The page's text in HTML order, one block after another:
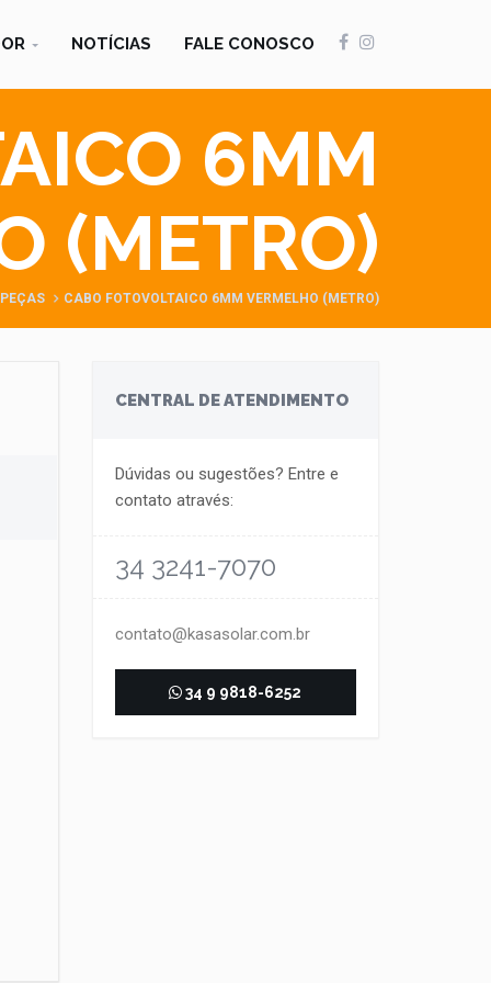
NOTÍCIAS FALE CONOSCO
6MM
(METRO)
CABO FOTOVOLTAICO 6MM VERMELHO (METRO)
CENTRAL DE ATENDIMENTO
Dúvidas ou sugestões? Entre e
contato através:
34 3241-7070
contato@kasasolar.com.br
34 9 9818-6252